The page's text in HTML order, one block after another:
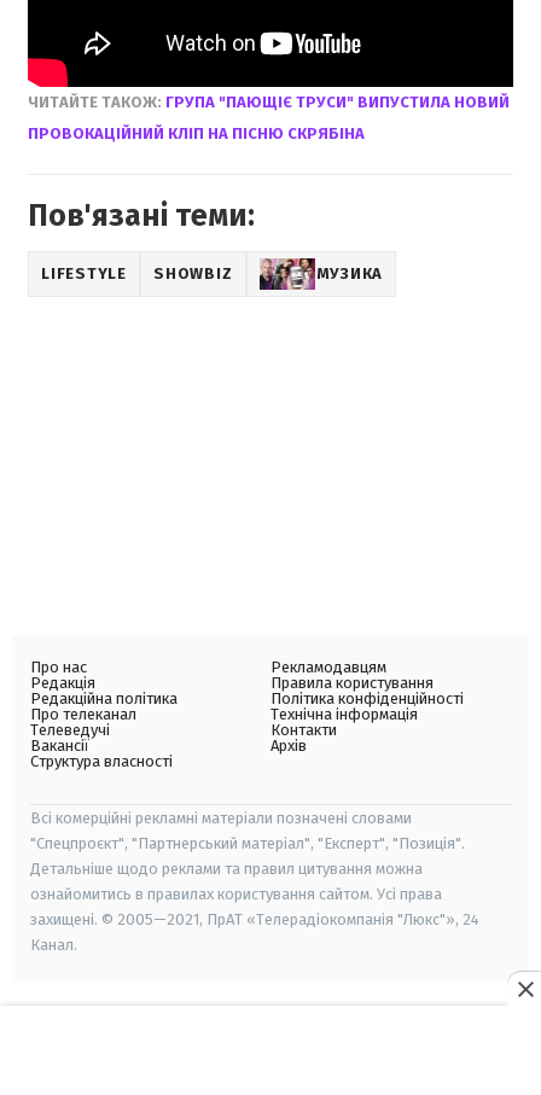
ЧИТАЙТЕ ТАКОЖ: ГРУПА "ПАЮЩІЄ ТРУСИ" ВИПУСТИЛА НОВИЙ
ПРОВОКАЦІЙНИЙ КЛІП НА ПІСНЮ СКРЯБІНА
Пов'язані теми:
LIFESTYLE SHOWBIZ МУЗИКА
Про нас
Редакція
Редакційна політика
Про телеканал
Телеведучі
Вакансії
Структура власності
Рекламодавцям
Правила користування
Політика конфіденційності
Технічна інформація
Контакти
Архів
Всі комерційні рекламні матеріали позначені словами
"Спецпроєкт", "Партнерський матеріал", "Експерт", "Позиція".
Детальніше щодо реклами та правил цитування можна
ознайомитись в правилах користування сайтом. Усі права
захищені. © 2005—2021, ПрАТ «Телерадіокомпанія "Люкс"», 24
Канал.